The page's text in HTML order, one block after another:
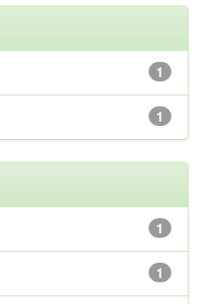
1
1
1
1